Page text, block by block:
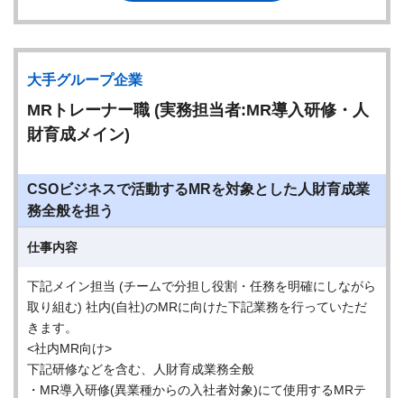
大手グループ企業
MRトレーナー職 (実務担当者:MR導入研修・人
財育成メイン)
CSOビジネスで活動するMRを対象とした人財育成業
務全般を担う
仕事内容
下記メイン担当 (チームで分担し役割・任務を明確にしながら
取り組む) 社内(自社)のMRに向けた下記業務を行っていただ
きます。
<社内MR向け>
下記研修などを含む、人財育成業務全般
・MR導入研修(異業種からの入社者対象)にて使用するMRテ